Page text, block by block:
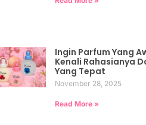
Ingin Parfum Yang
Kenali Rahasianya
Yang Tepat
November 28, 2025
Read More »